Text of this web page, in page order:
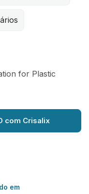
for Plastic
com Crisalix
em